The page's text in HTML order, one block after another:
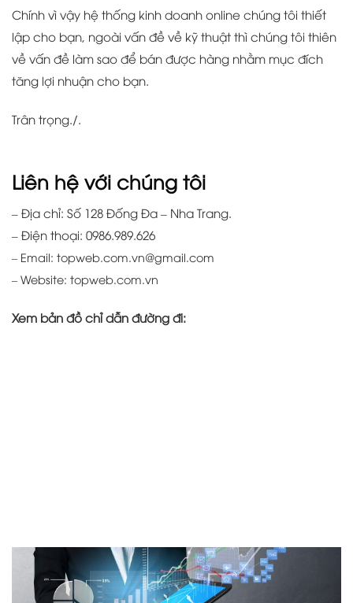
Chính vì vậy hệ thống kinh doanh online chúng tôi thiết
lập cho bạn, ngoài vấn đề về kỹ thuật thì chúng tôi thiên
về vấn đề làm sao để bán được hàng nhằm mục đích
tăng lợi nhuận cho bạn.
Trân trọng./.
Liên hệ với chúng tôi
– Địa chỉ: Số 128 Đống Đa – Nha Trang.
– Điện thoại: 0986.989.626
– Email: topweb.com.vn@gmail.com
– Website: topweb.com.vn
Xem bản đồ chỉ dẫn đường đi: